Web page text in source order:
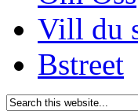
Vill du
Bstreet